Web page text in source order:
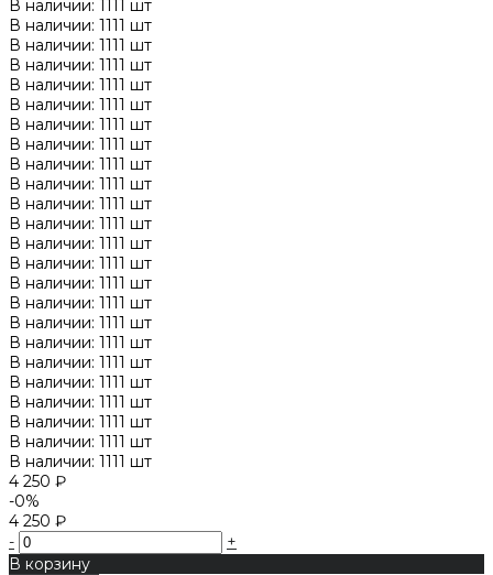
В наличии: 1111 шт
В наличии: 1111 шт
В наличии: 1111 шт
В наличии: 1111 шт
В наличии: 1111 шт
В наличии: 1111 шт
В наличии: 1111 шт
В наличии: 1111 шт
В наличии: 1111 шт
В наличии: 1111 шт
В наличии: 1111 шт
В наличии: 1111 шт
В наличии: 1111 шт
В наличии: 1111 шт
В наличии: 1111 шт
В наличии: 1111 шт
В наличии: 1111 шт
В наличии: 1111 шт
В наличии: 1111 шт
В наличии: 1111 шт
В наличии: 1111 шт
В наличии: 1111 шт
В наличии: 1111 шт
В наличии: 1111 шт
4 250 ₽
-0%
4 250 ₽
-
+
В корзину